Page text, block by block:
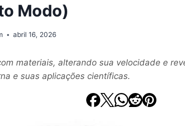
Modo)
abril 16, 2026
materiais, alterando sua velocidade e
e suas aplicações científicas.